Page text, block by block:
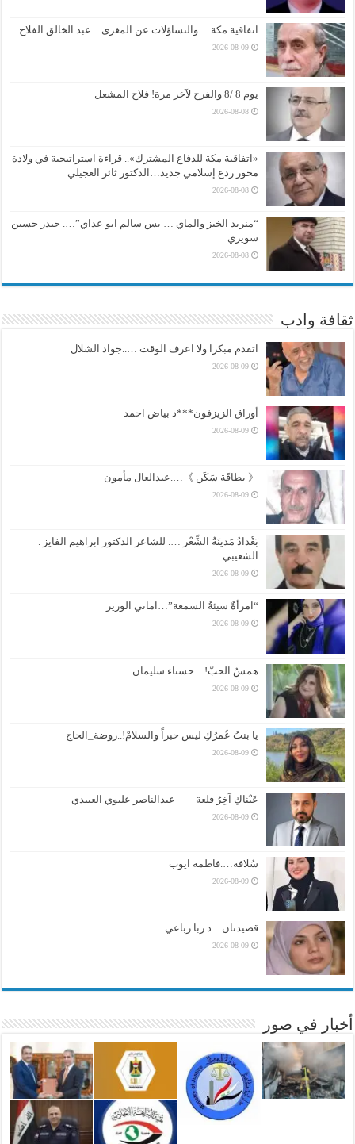
اتفاقية مكة …والتساؤلات عن المغزى…عبد الخالق الفلاح
2026-08-09
يوم 8 /8 والفرح لآخر مرة! فلاح المشعل
2026-08-08
«اتفاقية مكة للدفاع المشترك».. قراءة استراتيجية في ولادة
محور ردع إسلامي جديد…الدكتور ثائر العجيلي
2026-08-08
“منريد الخبز والماي … بس سالم ابو عداي”…. حيدر حسين
سويري
2026-08-08
ثقافة وادب
اتقدم مبكرا ولا اعرف الوقت …..جواد الشلال
2026-08-09
أوراق الزيزفون***ذ بياض احمد
2026-08-09
《 بطاقَة سَكَن 》….عبدالعال مأمون
2026-08-09
بَغْدادُ مَدينَةُ الشِّعْر …. للشاعر الدكتور ابراهيم الفايز .
الشعيبي
2026-08-09
“امرأةٌ سيئةُ السمعة”…اماني الوزير
2026-08-09
همسُ الحبّ!…حسناء سليمان
2026-08-09
يا بنتُ عُمرُكِ ليس حبراً والسلامْ!..روضة_الحاج
2026-08-09
عَيْنَاكِ آخِرُ قلعة —– عبدالناصر عليوي العبيدي
2026-08-09
سُلافة….فاطمة ايوب
2026-08-09
قصيدتان…د.ربا رباعي
2026-08-09
أخبار في صور